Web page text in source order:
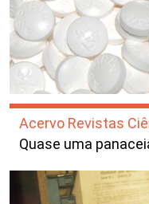
Acervo Revistas
Quase uma